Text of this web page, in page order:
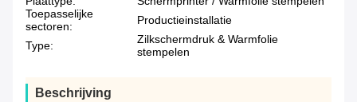
Toepasselijke
sectoren:
Productieinstallatie
Type:
Zilkschermdruk & Warmfolie
stempelen
Beschrijving